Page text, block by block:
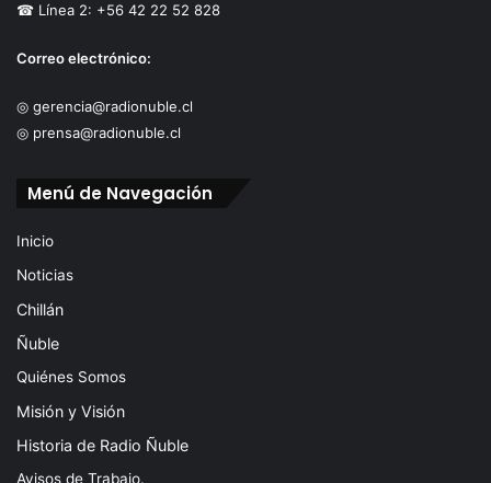
☎ Línea 2: +56 42 22 52 828
Correo electrónico:
◎ gerencia@radionuble.cl
◎ prensa@radionuble.cl
Menú de Navegación
Inicio
Noticias
Chillán
Ñuble
Quiénes Somos
Misión y Visión
Historia de Radio Ñuble
Avisos de Trabajo.